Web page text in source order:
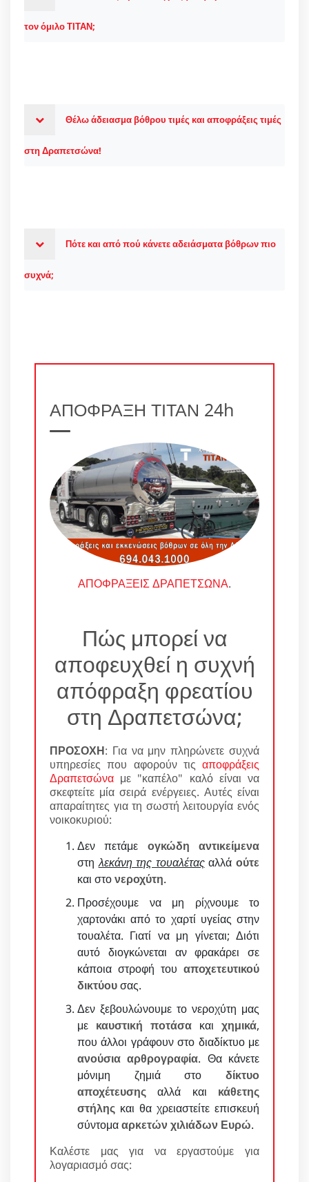
τον όμιλο ΤΙΤΑΝ;
Θέλω άδειασμα βόθρου τιμές και αποφράξεις τιμές
στη Δραπετσώνα!
Πότε και από πού κάνετε αδειάσματα βόθρων πιο
συχνά;
ΑΠΟΦΡΑΞΗ ΤΙΤΑΝ 24h
ΑΠΟΦΡΑΞΕΙΣ ΔΡΑΠΕΤΣΩΝΑ.
Πώς μπορεί να
αποφευχθεί η συχνή
απόφραξη φρεατίου
στη Δραπετσώνα;
ΠΡΟΣΟΧΗ: Για να μην πληρώνετε συχνά
υπηρεσίες που αφορούν τις αποφράξεις
Δραπετσώνα με "καπέλο" καλό είναι να
σκεφτείτε μία σειρά ενέργειες. Αυτές είναι
απαραίτητες για τη σωστή λειτουργία ενός
νοικοκυριού:
Δεν πετάμε ογκώδη αντικείμενα
στηλεκάνη της τουαλέταςαλλάούτε
και στονεροχύτη.
Προσέχουμε να μη ρίχνουμε το
χαρτονάκι από το χαρτί υγείας στην
τουαλέτα. Γιατί να μη γίνεται; Διότι
αυτό διογκώνεται αν φρακάρει σε
κάποια στροφή του αποχετευτικού
δικτύουσας.
Δεν ξεβουλώνουμε το νεροχύτη μας
με καυστική ποτάσα και χημικά,
που άλλοι γράφουν στο διαδίκτυο με
ανούσια αρθρογραφία. Θα κάνετε
μόνιμη ζημιά στο δίκτυο
αποχέτευσης αλλά και κάθετης
στήλης και θα χρειαστείτε επισκευή
σύντομααρκετών χιλιάδων Ευρώ.
Καλέστε μας για να εργαστούμε για
λογαριασμό σας: